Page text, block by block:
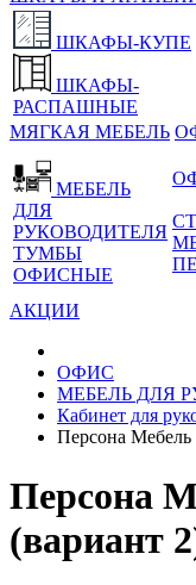
ШКАФЫ-КУПЕ
ШКАФЫ-
РАСПАШНЫЕ
МЯГКАЯ МЕБЕЛЬ
МЕБЕЛЬ
ДЛЯ
РУКОВОДИТЕЛЯ
ТУМБЫ
ОФИСНЫЕ
АКЦИИ
ОФИС
МЕБЕЛЬ ДЛЯ
Кабинет для
Персона Мебель
Персона
(вариант